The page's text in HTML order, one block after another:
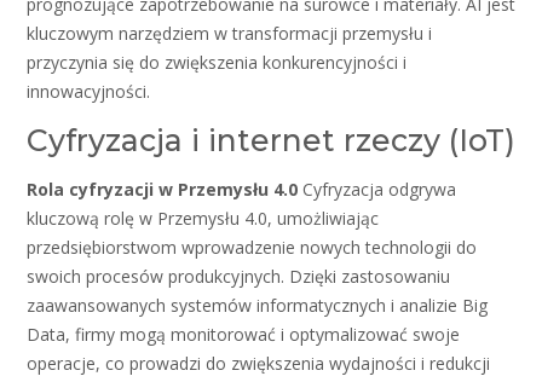
kluczowym narzędziem w transformacji przemysłu i
przyczynia się do zwiększenia konkurencyjności i
innowacyjności.
Cyfryzacja i internet rzeczy (IoT)
Rola cyfryzacji w Przemysłu 4.0 Cyfryzacja odgrywa
kluczową rolę w Przemysłu 4.0, umożliwiając
przedsiębiorstwom wprowadzenie nowych technologii do
swoich procesów produkcyjnych. Dzięki zastosowaniu
zaawansowanych systemów informatycznych i analizie Big
Data, firmy mogą monitorować i optymalizować swoje
operacje, co prowadzi do zwiększenia wydajności i redukcji